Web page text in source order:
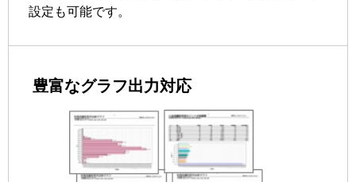
設定も可能です。
豊富なグラフ出力対応